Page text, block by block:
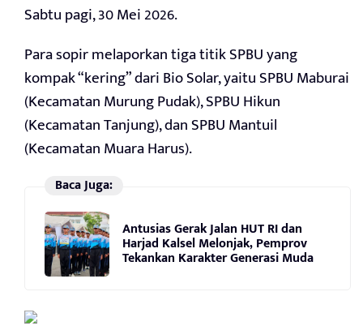
Sabtu pagi, 30 Mei 2026.
Para sopir melaporkan tiga titik SPBU yang
kompak “kering” dari Bio Solar, yaitu SPBU Maburai
(Kecamatan Murung Pudak), SPBU Hikun
(Kecamatan Tanjung), dan SPBU Mantuil
(Kecamatan Muara Harus).
Baca Juga:
Antusias Gerak Jalan HUT RI dan
Harjad Kalsel Melonjak, Pemprov
Tekankan Karakter Generasi Muda